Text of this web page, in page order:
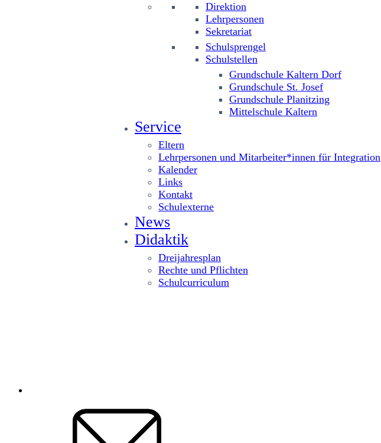
Direktion
Lehrpersonen
Sekretariat
Schulsprengel
Schulstellen
Grundschule Kaltern Dorf
Grundschule St. Josef
Grundschule Planitzing
Mittelschule Kaltern
Service
Eltern
Lehrpersonen und Mitarbeiter*innen für Integration
Kalender
Links
Kontakt
Schulexterne
News
Didaktik
Dreijahresplan
Rechte und Pflichten
Schulcurriculum